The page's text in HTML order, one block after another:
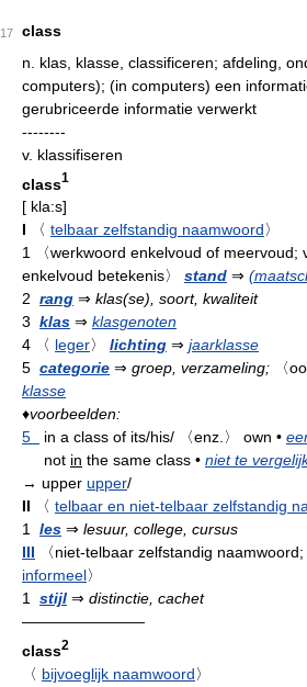
17
class
n.
klas, klasse, classificeren; afdeling,
computers); (in computers) een
gerubriceerde informatie verwerkt
--------
v. klassifiseren
class1
[ kla:s]
I
〈 telbaar zelfstandig naamwoord〉
1
〈werkwoord enkelvoud of
enkelvoud betekenis〉
stand ⇒
2 rang ⇒ klas(se), soort, kwaliteit
3 klas ⇒ klasgenoten
4
〈 leger〉 lichting ⇒ jaarklasse
5 categorie ⇒ groep, verzameling;
〈
klasse
♦voorbeelden:
5
in a class of its/his/ 〈enz.〉 own •
not in the same class • niet te
→ upper upper/
II
〈 telbaar en niet-telbaar zelfstandig
1 les ⇒ lesuur, college, cursus
III
〈niet-telbaar zelfstandig naamwoord;
informeel〉
1 stijl ⇒ distinctie, cachet
————————
class2
〈 bijvoeglijk naamwoord〉